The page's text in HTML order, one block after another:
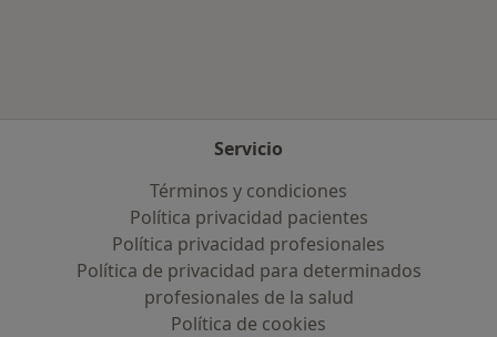
Servicio
Términos y condiciones
Política privacidad pacientes
Política privacidad profesionales
Política de privacidad para determinados
profesionales de la salud
Política de cookies